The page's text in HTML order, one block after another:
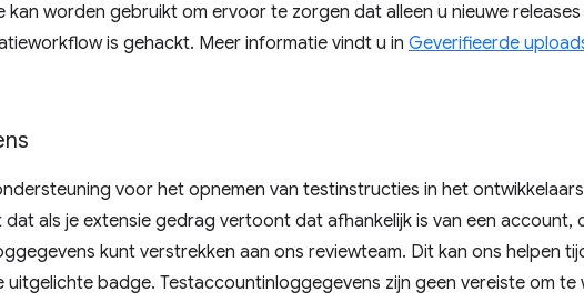
kan worden gebruikt om ervoor te zorgen dat alleen u nieuwe
is gehackt. Meer informatie vindt u in Geverifieerde
voor het opnemen van testinstructies in het
als je extensie gedrag vertoont dat afhankelijk is van een account,
kunt verstrekken aan ons reviewteam. Dit kan ons helpen
badge. Testaccountinloggegevens zijn geen vereiste om te